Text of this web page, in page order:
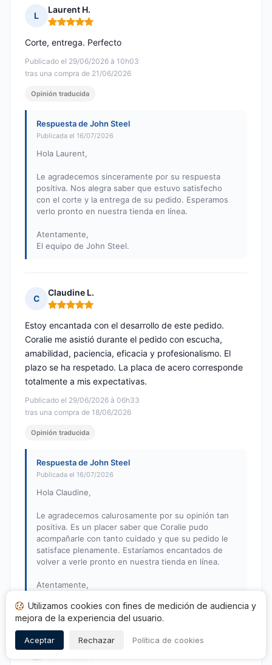
L
Laurent H.
Nota: 5 de 5
Publicado el 29/06/2026 à 10h03
tras una compra de 21/06/2026
Corte, entrega. Perfecto
Opinión traducida
Respuesta de John Steel
Publicada el 16/07/2026
Hola Laurent,
Le agradecemos sinceramente por su respuesta
positiva. Nos alegra saber que estuvo satisfecho
con el corte y la entrega de su pedido. Esperamos
verlo pronto en nuestra tienda en línea.
Atentamente,
El equipo de John Steel.
C
Claudine L.
Nota: 5 de 5
Publicado el 29/06/2026 à 06h33
tras una compra de 18/06/2026
Estoy encantada con el desarrollo de este pedido.
Coralie me asistió durante el pedido con escucha,
amabilidad, paciencia, eficacia y profesionalismo. El
plazo se ha respetado. La placa de acero corresponde
totalmente a mis expectativas.
Opinión traducida
Respuesta de John Steel
Publicada el 16/07/2026
Hola Claudine,
Le agradecemos calurosamente por su opinión tan
positiva. Es un placer saber que Coralie pudo
acompañarle con tanto cuidado y que su pedido le
satisface plenamente. Estaríamos encantados de
volver a verle pronto en nuestra tienda en línea.
Atentamente,
P
Philippe L.
Nota: 5 de 5
Utilizamos cookies con fines de medición de audiencia y
mejora de la experiencia del usuario.
Aceptar Rechazar Política de cookies